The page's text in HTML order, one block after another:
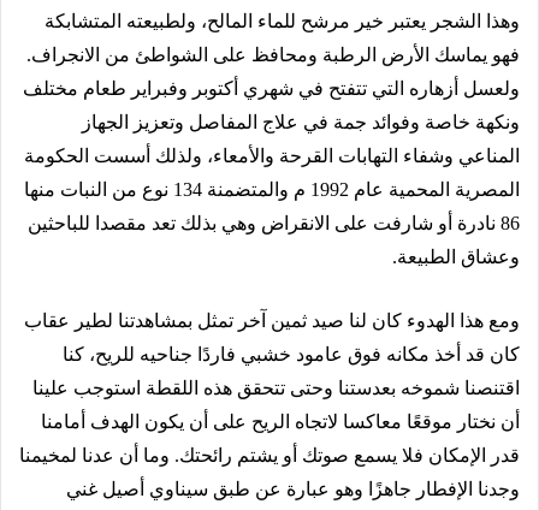
وهذا الشجر يعتبر خير مرشح للماء المالح، ولطبيعته المتشابكة
فهو يماسك الأرض الرطبة ومحافظ على الشواطئ من الانجراف.
ولعسل أزهاره التي تتفتح في شهري أكتوبر وفبراير طعام مختلف
ونكهة خاصة وفوائد جمة في علاج المفاصل وتعزيز الجهاز
المناعي وشفاء التهابات القرحة والأمعاء، ولذلك أسست الحكومة
المصرية المحمية عام 1992 م والمتضمنة 134 نوع من النبات منها
86 نادرة أو شارفت على الانقراض وهي بذلك تعد مقصدا للباحثين
وعشاق الطبيعة.
ومع هذا الهدوء كان لنا صيد ثمين آخر تمثل بمشاهدتنا لطير عقاب
كان قد أخذ مكانه فوق عامود خشبي فاردًا جناحيه للريح، كنا
اقتنصنا شموخه بعدستنا وحتى تتحقق هذه اللقطة استوجب علينا
أن نختار موقعًا معاكسا لاتجاه الريح على أن يكون الهدف أمامنا
قدر الإمكان فلا يسمع صوتك أو يشتم رائحتك. وما أن عدنا لمخيمنا
وجدنا الإفطار جاهزًا وهو عبارة عن طبق سيناوي أصيل غني